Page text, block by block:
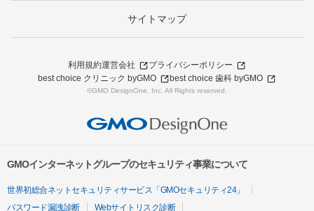
サイトマップ
利用規約運営会社
プライバシーポリシー
best choice クリニック byGMO
best choice 歯科 byGMO
©GMO DesignOne, Inc. All Rights reserved.
GMOインターネットグループのセキュリティ事業について
世界初総合ネットセキュリティサービス「GMOセキュリティ24」
パスワード漏洩診断
Webサイトリスク診断